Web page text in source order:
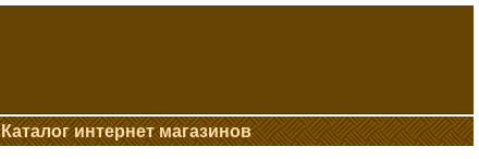
Каталог интернет магазинов